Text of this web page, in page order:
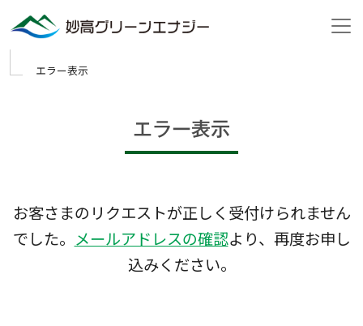
エラー表示
エラー表示
お客さまのリクエストが正しく受付けられません
でした。 メールアドレスの確認より、再度お申し
込みください。